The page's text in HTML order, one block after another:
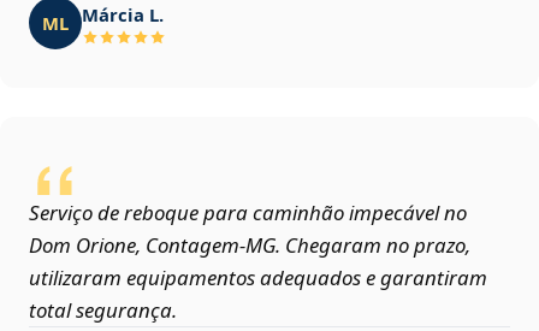
ML Márcia L.
Serviço de reboque para caminhão impecável no
Dom Orione, Contagem‑MG. Chegaram no prazo,
utilizaram equipamentos adequados e garantiram
total segurança.